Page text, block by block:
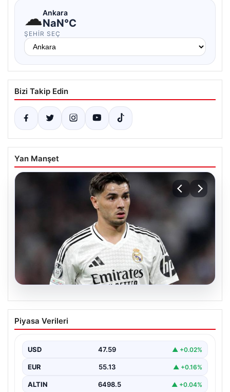
☁Ankara
NaN°C
ŞEHIR SEÇ
Bizi Takip Edin
Yan Manşet
04.08.2026
Beşiktaş’ta Salah Sonrası Yüksek Hızlı
Transfer Hamlesi: Real Madrid’in Yıldızı
Yeni sezon öncesinde güçlü bir kadro kurma
transferinden olumsuz…
Piyasa Verileri
USD 47.59 ▲ +0.02%
EUR 55.13 ▲ +0.16%
ALTIN 6498.5 ▲ +0.04%